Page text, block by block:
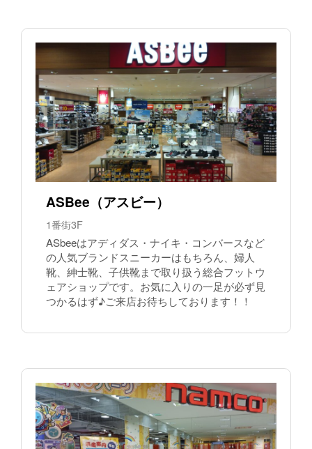
ASBee（アスビー）
1番街3F
ASbeeはアディダス・ナイキ・コンバースなど
の人気ブランドスニーカーはもちろん、婦人
靴、紳士靴、子供靴まで取り扱う総合フットウ
ェアショップです。お気に入りの一足が必ず見
つかるはず♪ご来店お待ちしております！！